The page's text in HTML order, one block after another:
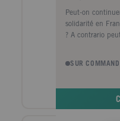
Peut-on
solidarité en
? A contrario
d'expérience ?
vision des
SUR